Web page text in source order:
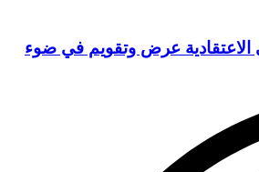
الاعتقادية عرض وتقويم في ضوء